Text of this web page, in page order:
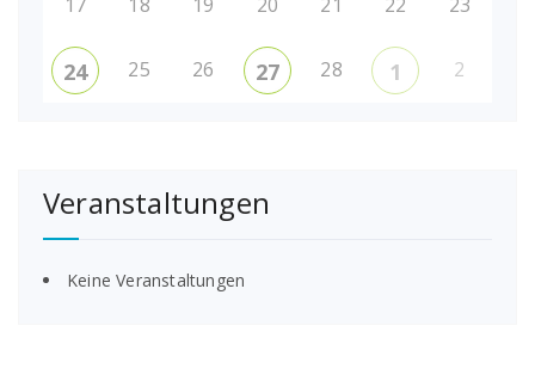
24 25 26 27 28 1 2
Veranstaltungen
Keine Veranstaltungen